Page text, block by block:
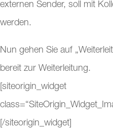
externen Sender, soll mit
werden.
Nun gehen Sie auf
bereit zur Weiterleitung.
[siteorigin_widget
[/siteorigin_widget]